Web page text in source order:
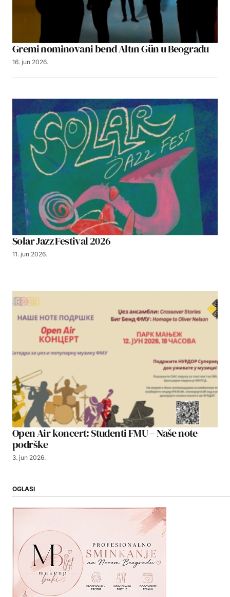
Gremi nominovani bend Altın Gün u Beogradu
16. jun 2026.
Solar Jazz Festival 2026
11. jun 2026.
Open Air koncert: Studenti FMU – Naše note
podrške
3. jun 2026.
OGLASI